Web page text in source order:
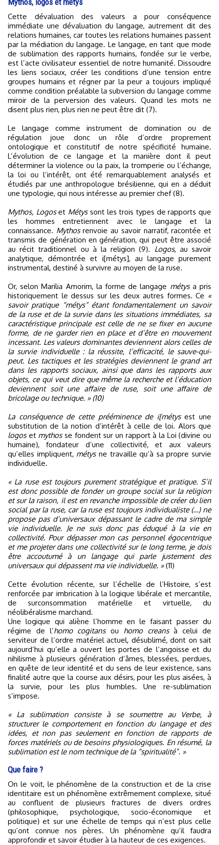
Mythos, logos et métys
Cette dévaluation des valeurs a pour conséquence
immédiate une dévaluation du langage, autrement dit des
relations humaines, car toutes les relations humaines passent
par la médiation du langage. Le langage, en tant que mode
de sublimation des rapports humains, fondée sur le verbe,
est l’acte civilisateur essentiel de notre humanité. Dissoudre
les liens sociaux, créer les conditions d’une tension entre
groupes humains et régner par la peur a toujours impliqué
comme condition préalable la subversion du langage comme
miroir de la perversion des valeurs. Quand les mots ne
disent plus rien, plus rien ne peut être dit (7).
Le langage comme instrument de domination ou de
régulation joue donc un rôle d’ordre proprement
ontologique et constitutif de notre spécificité humaine.
L’évolution de ce langage et la manière dont il peut
déterminer la violence ou la paix, la tromperie ou l’échange,
la loi ou l’intérêt, ont été remarquablement analysés et
étudiés par une anthropologue brésilienne, qui en a déduit
une typologie, qui nous intéresse au premier chef (8).
Mythos, Logoset Métyssont les trois types de rapports que
les hommes entretiennent avec le langage et la
connaissance. Mythosrenvoie au savoir narratif, racontée et
transmis de génération en génération, qui peut être associé
au récit traditionnel ou à la religion (9). Logos, au savoir
analytique, démontrée et i[métys], au langage purement
instrumental, destiné à survivre au moyen de la ruse.
Or, selon Marilia Amorim, la forme de langage métysa pris
historiquement le dessus sur les deux autres formes. Ce «
savoir pratique “métys” étant fondamentalement un savoir
de la ruse et de la survie dans les situations immédiates, sa
caractéristique principale est celle de ne se fixer en aucune
forme, de ne garder rien en place et d’être en mouvement
incessant. Les valeurs dominantes deviennent alors celles de
la survie individuelle : la réussite, l’efficacité, le sauve-qui-
peut. Les tactiques et les stratégies deviennent le grand art
dans les rapports sociaux, ainsi que dans les rapports aux
objets, ce qui veut dire que même la recherche et l’éducation
deviennent soit une affaire de ruse, soit une affaire de
bricolage ou technique. » (10)
La conséquence de cette prééminence de i[métysest une
substitution de la notion d’intérêt à celle de loi. Alors que
logoset mythosse fondent sur un rapport à la Loi (divine ou
humaine), fondateur d’une collectivité, et aux valeurs
qu’elles impliquent, métysne travaille qu’à sa propre survie
individuelle.
« La ruse est toujours purement stratégique et pratique. S’il
est donc possible de fonder un groupe social sur la religion
et sur la raison, il est en revanche impossible de créer du lien
social par la ruse, car la ruse est toujours individualiste (…) ne
propose pas d’universaux dépassant le cadre de ma simple
vie individuelle. Je ne suis donc pas éduqué à la vie en
collectivité. Pour dépasser mon cas personnel égocentrique
et me projeter dans une collectivité sur le long terme, je dois
être accoutumé à un langage qui parle justement des
universaux qui dépassent ma vie individuelle. »(11)
Cette évolution récente, sur l’échelle de l’Histoire, s’est
renforcée par imbrication à la logique libérale et mercantile,
de surconsommation matérielle et virtuelle, du
néolibéralisme marchand.
Une logique qui aliène l’homme en le faisant passer du
régime de l’homo cogitansou homo creansà celui de
serviteur de l’ordre matériel actuel, désublimé, dont on sait
aujourd’hui qu’elle a ouvert les portes de l’angoisse et du
nihilisme à plusieurs génération d’âmes, blessées, perdues,
en quête de leur identité et du sens de leur existence, sans
finalité autre que la course aux désirs, pour les plus aisées, à
la survie, pour les plus humbles. Une re-sublimation
s’impose.
« La sublimation consiste à se soumettre au Verbe, à
structurer le comportement en fonction du langage et des
idées, et non pas seulement en fonction de rapports de
forces matériels ou de besoins physiologiques. En résumé, la
sublimation est le nom technique de la “spiritualité”. »
Que faire ?
On le voit, le phénomène de la construction et de la crise
identitaire est un phénomène extrêmement complexe, situé
au confluent de plusieurs fractures de divers ordres
(philosophique, psychologique, socio-économique et
politique) et sur une échelle de temps qui n’est plus celle
qu’ont connue nos pères. Un phénomène qu’il faudra
approfondir et savoir étudier à la hauteur de ces exigences.